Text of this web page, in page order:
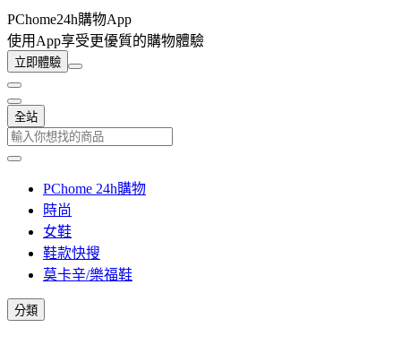
PChome24h購物App
使用App享受更優質的購物體驗
立即體驗
全站
PChome 24h購物
時尚
女鞋
鞋款快搜
莫卡辛/樂福鞋
分類